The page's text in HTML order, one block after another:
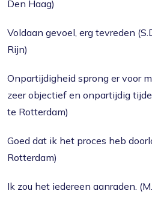
Den Haag)
Voldaan gevoel, erg tevreden
Rijn)
Onpartijdigheid sprong er voor
zeer objectief en onpartijdig
te Rotterdam)
Goed dat ik het proces heb
Rotterdam)
Ik zou het iedereen aanraden.